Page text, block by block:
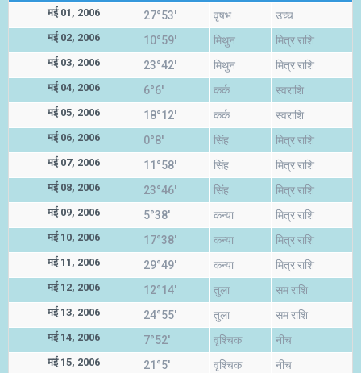
मई 01, 2006 27°53' वृषभ उच्च
मई 02, 2006 10°59' मिथुन मित्र राशि
मई 03, 2006 23°42' मिथुन मित्र राशि
मई 04, 2006 6°6' कर्क स्वराशि
मई 05, 2006 18°12' कर्क स्वराशि
मई 06, 2006 0°8' सिंह मित्र राशि
मई 07, 2006 11°58' सिंह मित्र राशि
मई 08, 2006 23°46' सिंह मित्र राशि
मई 09, 2006 5°38' कन्या मित्र राशि
मई 10, 2006 17°38' कन्या मित्र राशि
मई 11, 2006 29°49' कन्या मित्र राशि
मई 12, 2006 12°14' तुला सम राशि
मई 13, 2006 24°55' तुला सम राशि
मई 14, 2006 7°52' वृश्चिक नीच
मई 15, 2006 21°5' वृश्चिक नीच